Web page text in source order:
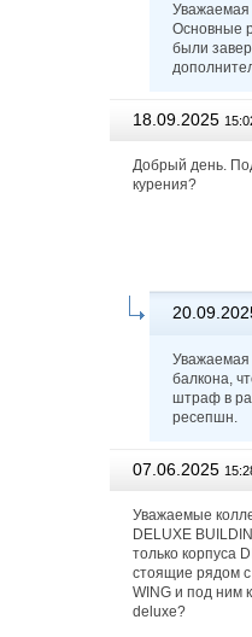
Уважаемая
Основные
были
18.09.2025
Добрый день.
курения?
Уважаемая
балкона,
штраф в
ресепшн.
07.06.2025
Уважаемые
DELUXE
только корпуса
стоящие рядом с
WING и под ним
deluxe?